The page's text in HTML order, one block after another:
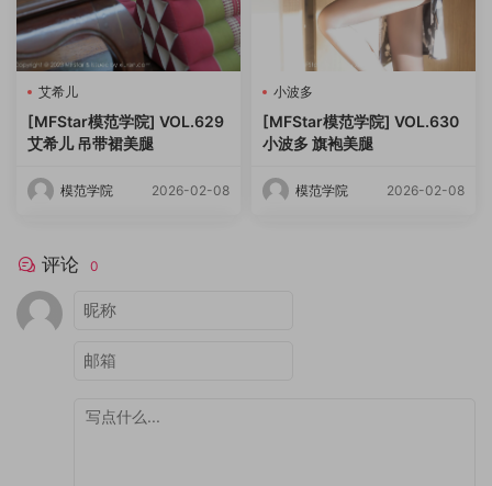
艾希儿
[MFStar模范学院] VOL.629
艾希儿 吊带裙美腿
模范学院 2026-02-08
小波多
[MFStar模范学院] VOL.630
小波多 旗袍美腿
模范学院 2026-02-08
评论 0